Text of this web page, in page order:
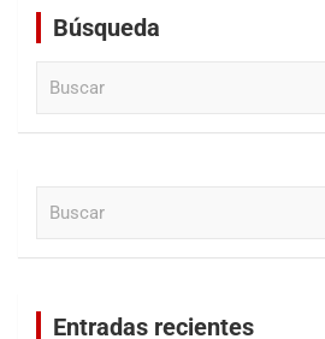
Búsqueda
Entradas recientes